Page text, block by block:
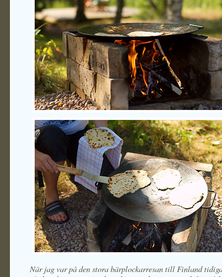
När jag var på den stora bärplockarresan till Finland